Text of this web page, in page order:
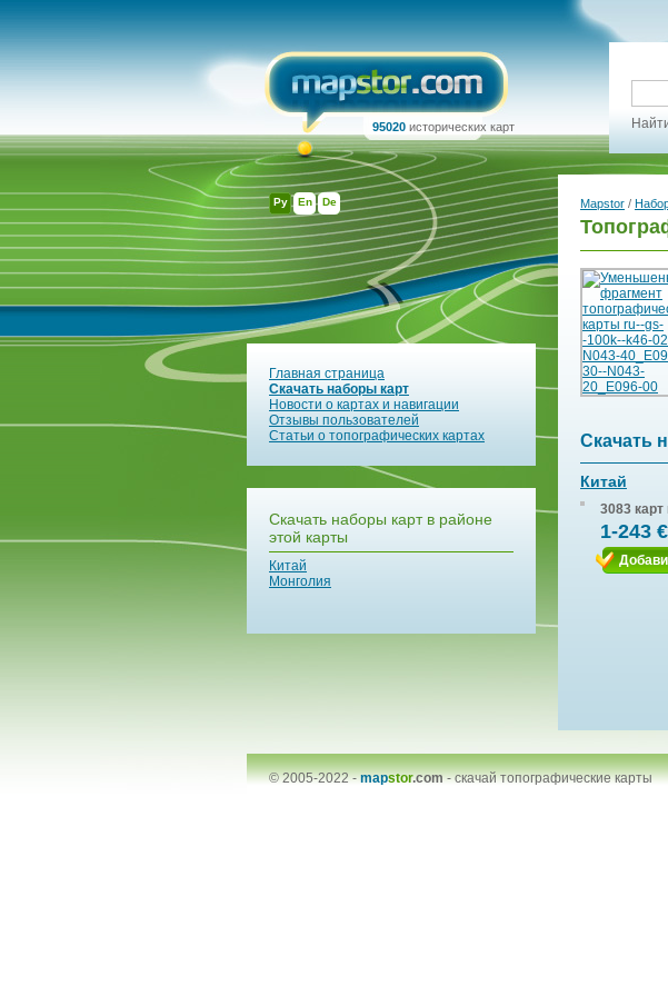
Ру En De
95020 исторических карт
Главная страница
Скачать наборы карт
Новости о картах и навигации
Отзывы пользователей
Статьи о топографических картах
Скачать наборы карт в районе
этой карты
Китай
Монголия
Mapstor /
Скачать
Китай
3083 карт
1-243 €
© 2005-2022 -mapstor.com-скачай топографические карты